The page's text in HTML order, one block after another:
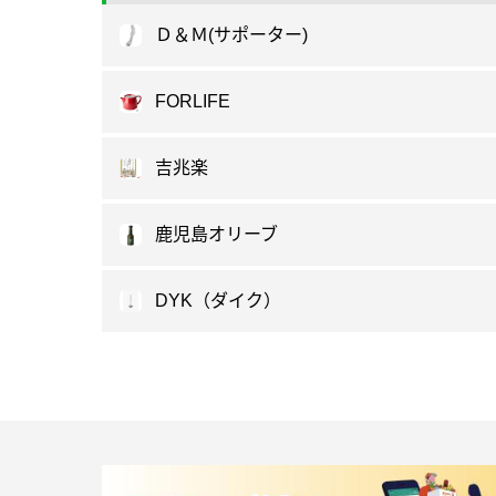
Ｄ＆Ｍ(サポーター)
FORLIFE
吉兆楽
鹿児島オリーブ
DYK（ダイク）